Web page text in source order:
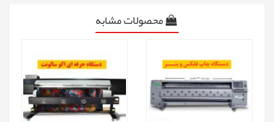
محصولات مشابه